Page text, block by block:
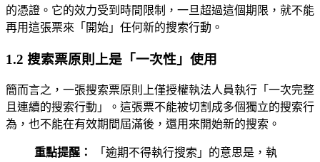
的憑證。它的效力受到時間限制，一旦超過這個期限，就不能
再用這張票來「開始」任何新的搜索行動。
1.2 搜索票原則上是「一次性」使用
簡而言之，一張搜索票原則上僅授權執法人員執行「一次完整
且連續的搜索行動」。這張票不能被切割成多個獨立的搜索行
為，也不能在有效期間屆滿後，還用來開始新的搜索。
重點提醒：
「逾期不得執行搜索」的意思是，執